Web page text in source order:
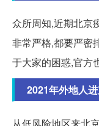
众所周知,近期北京
非常严格,都要严密
于大家的困惑,官方
2021年外地人
从低风险地区来北